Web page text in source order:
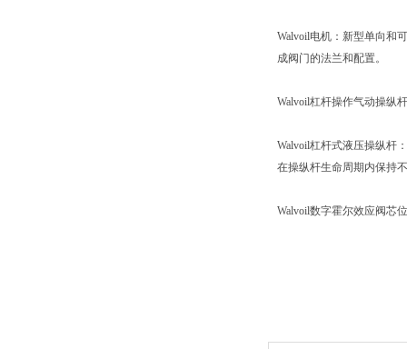
Walvoil电机：新型单向和
成阀门的法兰和配置。
Walvoil杠杆操作气动操纵
Walvoil杠杆式液压操纵杆
在操纵杆生命周期内保持
Walvoil数字霍尔效应阀芯